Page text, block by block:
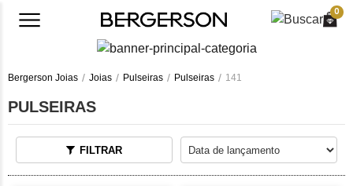
0
Bergerson Joias Joias Pulseiras Pulseiras 141
PULSEIRAS
FILTRAR